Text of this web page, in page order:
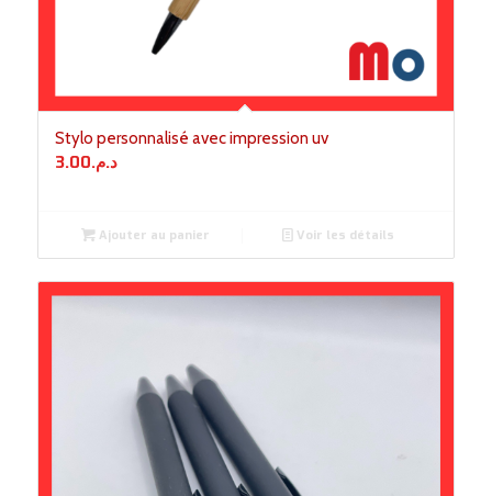
Stylo personnalisé avec impression uv
د.م.3.00
Ajouter au panier Voir les détails